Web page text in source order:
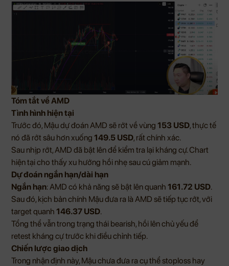
Tóm tắt về AMD
Tình hình hiện tại
Trước đó, Mậu dự đoán AMD sẽ rớt về vùng 153 USD, thực tế
nó đã rớt sâu hơn xuống 149.5 USD, rất chính xác.
Sau nhịp rớt, AMD đã bật lên để kiểm tra lại kháng cự. Chart
hiện tại cho thấy xu hướng hồi nhẹ sau cú giảm mạnh.
Dự đoán ngắn hạn/dài hạn
Ngắn hạn: AMD có khả năng sẽ bật lên quanh 161.72 USD.
Sau đó, kịch bản chính Mậu đưa ra là AMD sẽ tiếp tục rớt, với
target quanh 146.37 USD.
Tổng thể vẫn trong trạng thái bearish, hồi lên chủ yếu để
retest kháng cự trước khi điều chỉnh tiếp.
Chiến lược giao dịch
Trong nhận định này, Mậu chưa đưa ra cụ thể stoploss hay